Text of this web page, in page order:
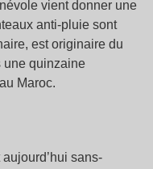
vient donner une
anti-pluie sont
est originaire du
une quinzaine
Maroc.
sans-